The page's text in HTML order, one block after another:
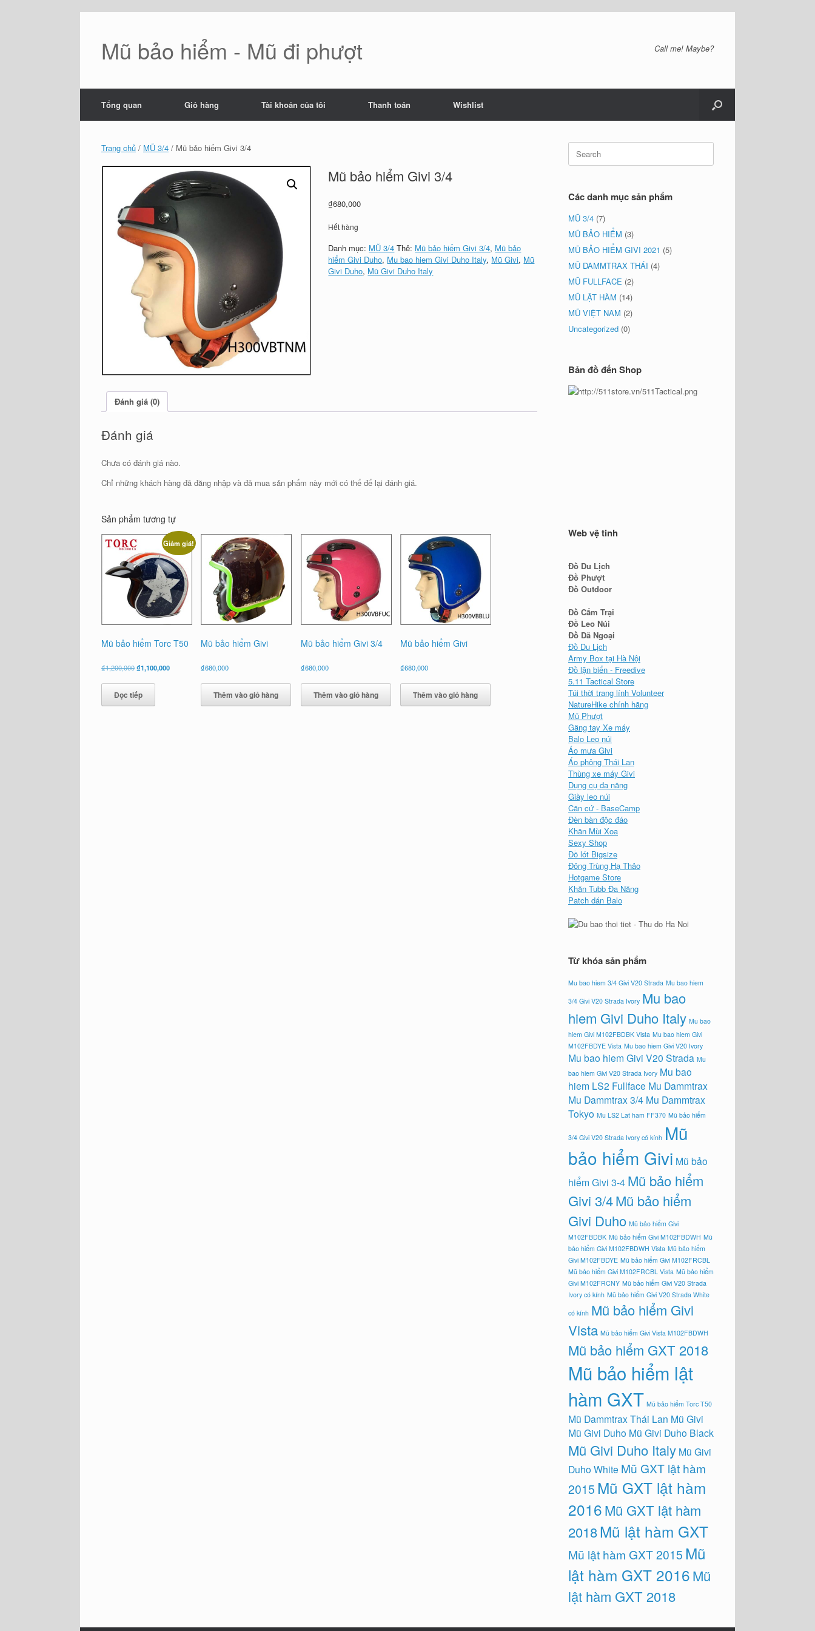
Mũ bảo hiểm - Mũ đi phượt Call me! Maybe?
Tổng quan Giỏ hàng Tài khoản của tôi Thanh toán Wishlist
Trang chủ / MŨ 3/4 / Mũ bảo hiểm Givi 3/4
Mũ bảo hiểm Givi 3/4
₫680,000
Hết hàng
Danh mục: MŨ 3/4 Thẻ: Mũ bảo hiểm Givi 3/4, Mũ bảo
hiểm Givi Duho, Mu bao hiem Givi Duho Italy, Mũ Givi, Mũ
Givi Duho, Mũ Givi Duho Italy
Đánh giá (0)
Đánh giá
Chưa có đánh giá nào.
Chỉ những khách hàng đã đăng nhập và đã mua sản phẩm này mới có thể để lại đánh giá.
Sản phẩm tương tự
Giảm giá!
Mũ bảo hiểm Torc T50
₫1,200,000Giá
là:
₫1,200,000.
₫1,100,000Giá
₫1,100,000.
Đọc tiếp
Mũ bảo hiểm Givi
₫680,000
Thêm vào giỏ hàng
Mũ bảo hiểm Givi 3/4
₫680,000
Thêm vào giỏ hàng
Mũ bảo hiểm Givi
₫680,000
Thêm vào giỏ hàng
Search
for:
Các danh mục sản phẩm
MŨ 3/4 (7)
MŨ BẢO HIỂM (3)
MŨ BẢO HIỂM GIVI 2021 (5)
MŨ DAMMTRAX THÁI (4)
MŨ FULLFACE (2)
MŨ LẬT HÀM (14)
MŨ VIỆT NAM (2)
Uncategorized (0)
Bản đồ đến Shop
Web vệ tinh
Đồ Du Lịch
Đồ Phượt
Đồ Outdoor
Đồ Cắm Trại
Đồ Leo Núi
Đồ Dã Ngoại
Đồ Du Lịch
Army Box tại Hà Nội
Đồ lặn biển - Freedive
5.11 Tactical Store
Túi thời trang lính Volunteer
NatureHike chính hãng
Mũ Phượt
Găng tay Xe máy
Balo Leo núi
Áo mưa Givi
Áo phông Thái Lan
Thùng xe máy Givi
Dụng cụ đa năng
Giày leo núi
Căn cứ - BaseCamp
Đèn bàn độc đáo
Khăn Mùi Xoa
Sexy Shop
Đồ lót Bigsize
Đông Trùng Hạ Thảo
Hotgame Store
Khăn Tubb Đa Năng
Patch dán Balo
Từ khóa sản phẩm
Mu bao hiem 3/4 Givi V20 Strada Mu bao hiem
3/4 Givi V20 Strada Ivory Mu bao
hiem Givi Duho Italy Mu bao
hiem Givi M102FBDBK Vista Mu bao hiem Givi
M102FBDYE Vista Mu bao hiem Givi V20 Ivory
Mu bao hiem Givi V20 Strada Mu
bao hiem Givi V20 Strada Ivory Mu bao
hiem LS2 Fullface Mu Dammtrax
Mu Dammtrax 3/4 Mu Dammtrax
Tokyo Mu LS2 Lat ham FF370 Mũ bảo hiểm
3/4 Givi V20 Strada Ivory có kính Mũ
bảo hiểm Givi Mũ bảo
hiểm Givi 3-4 Mũ bảo hiểm
Givi 3/4Mũ bảo hiểm
Givi Duho Mũ bảo hiểm Givi
M102FBDBK Mũ bảo hiểm Givi M102FBDWH Mũ
bảo hiểm Givi M102FBDWH Vista Mũ bảo hiểm
Givi M102FBDYE Mũ bảo hiểm Givi M102FRCBL
Mũ bảo hiểm Givi M102FRCBL Vista Mũ bảo hiểm
Givi M102FRCNY Mũ bảo hiểm Givi V20 Strada
Ivory có kính Mũ bảo hiểm Givi V20 Strada White
có kính Mũ bảo hiểm Givi
Vista Mũ bảo hiểm Givi Vista M102FBDWH
Mũ bảo hiểm GXT 2018
Mũ bảo hiểm lật
hàm GXT Mũ bảo hiểm Torc T50
Mũ Dammtrax Thái Lan Mũ Givi
Mũ Givi Duho Mũ Givi Duho Black
Mũ Givi Duho Italy Mũ Givi
Duho White Mũ GXT lật hàm
2015 Mũ GXT lật hàm
2016Mũ GXT lật hàm
2018Mũ lật hàm GXT
Mũ lật hàm GXT 2015 Mũ
lật hàm GXT 2016Mũ
lật hàm GXT 2018